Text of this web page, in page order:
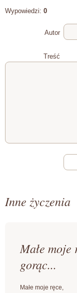
Wypowiedzi: 0
Autor
Treść
Inne życzenia
Małe moje
gorąc...
Małe moje ręce,